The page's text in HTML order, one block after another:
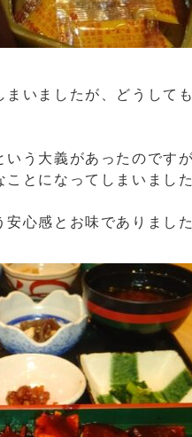
いましたが、どうして
う大義があったのです
とになってしまいました
心感とお味でありました